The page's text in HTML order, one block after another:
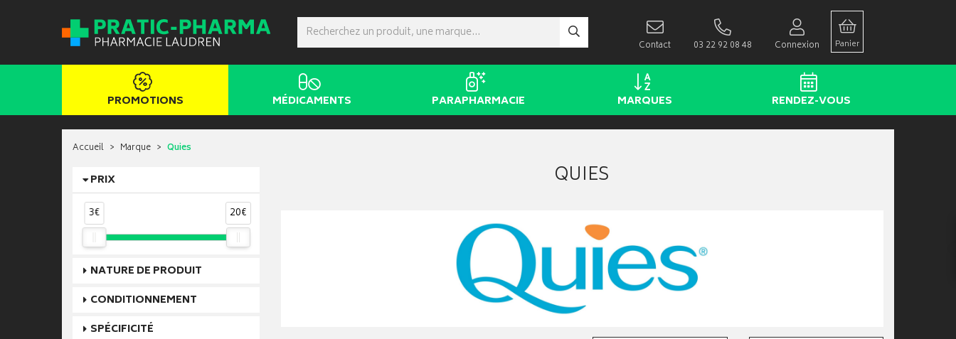
Contact 03 22 92 08 48 Connexion Panier
PROMOTIONS MÉDICAMENTS PARAPHARMACIE MARQUES RENDEZ-VOUS
Accueil Marque Quies
PRIX
3€
20€
NATURE DE PRODUIT
CONDITIONNEMENT
SPÉCIFICITÉ
QUIES